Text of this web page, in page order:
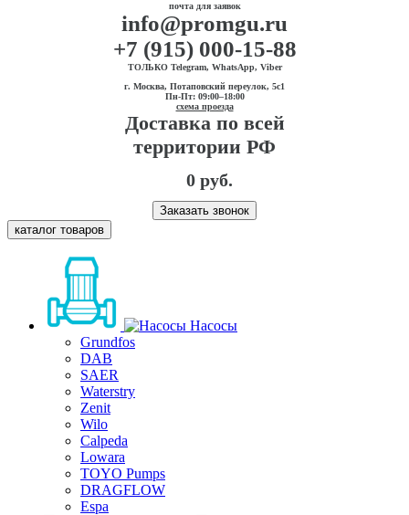
почта для заявок
info@promgu.ru
+7 (915) 000-15-88
ТОЛЬКО Telegram, WhatsApp, Viber
г. Москва, Потаповский переулок, 5с1
Пн-Пт: 09:00–18:00
схема проезда
Доставка по всей
территории РФ
0 руб.
Заказать звонок
каталог товаров
Насосы
Grundfos
DAB
SAER
Waterstry
Zenit
Wilo
Calpeda
Lowara
TOYO Pumps
DRAGFLOW
Espa